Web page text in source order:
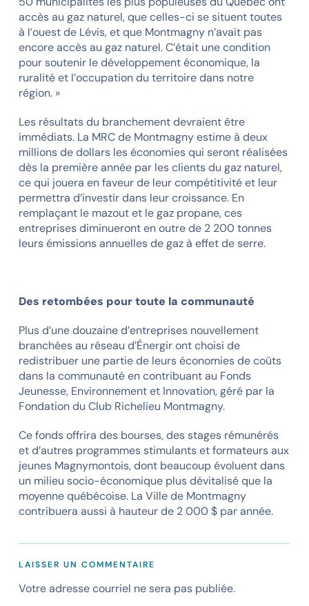
accès au gaz naturel, que celles-ci se situent toutes
à l’ouest de Lévis, et que Montmagny n’avait pas
encore accès au gaz naturel. C’était une condition
pour soutenir le développement économique, la
ruralité et l’occupation du territoire dans notre
région. »
Les résultats du branchement devraient être
immédiats. La MRC de Montmagny estime à deux
millions de dollars les économies qui seront réalisées
dès la première année par les clients du gaz naturel,
ce qui jouera en faveur de leur compétitivité et leur
permettra d’investir dans leur croissance. En
remplaçant le mazout et le gaz propane, ces
entreprises diminueront en outre de 2 200 tonnes
leurs émissions annuelles de gaz à effet de serre.
Des retombées pour toute la communauté
Plus d’une douzaine d’entreprises nouvellement
branchées au réseau d’Énergir ont choisi de
redistribuer une partie de leurs économies de coûts
dans la communauté en contribuant au Fonds
Jeunesse, Environnement et Innovation, géré par la
Fondation du Club Richelieu Montmagny.
Ce fonds offrira des bourses, des stages rémunérés
et d’autres programmes stimulants et formateurs aux
jeunes Magnymontois, dont beaucoup évoluent dans
un milieu socio-économique plus dévitalisé que la
moyenne québécoise. La Ville de Montmagny
contribuera aussi à hauteur de 2 000 $ par année.
LAISSER UN COMMENTAIRE
Votre adresse courriel ne sera pas publiée.